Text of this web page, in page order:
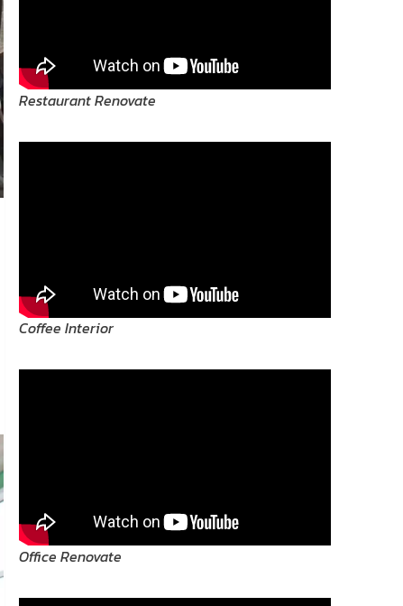
Restaurant Renovate
Coffee Interior
Office Renovate